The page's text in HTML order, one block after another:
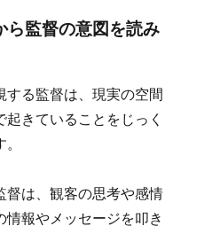
監督の意図を読み
する監督は、現実の空間
きていることをじっく
督は、観客の思考や感情
情報やメッセージを叩き